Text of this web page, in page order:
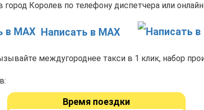
Королев по телефону диспетчера или
Написать в MAX
междугороднее такси в 1 клик, набор
Время поездки